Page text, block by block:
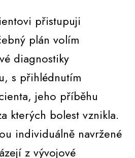
přistupuji
plán volím
diagnostiky
s přihlédnutím
jeho příběhu
kterých bolest vznikla.
individuálně navržené
z vývojové